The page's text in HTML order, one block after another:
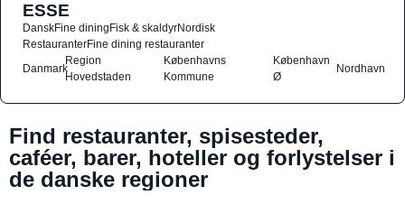
ESSE
DanskFine diningFisk & skaldyrNordisk
RestauranterFine dining restauranter
Danmark
Region
Hovedstaden
Københavns
Kommune
København
Ø
Nordhavn
Find restauranter, spisesteder,
caféer, barer, hoteller og forlystelser i
de danske regioner